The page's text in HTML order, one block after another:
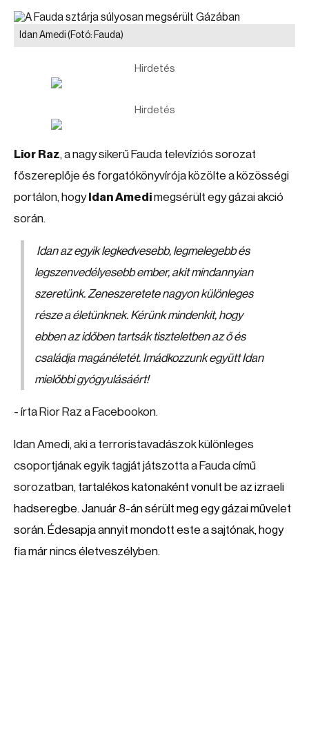
Idan Amedi (Fotó: Fauda)
Hirdetés
Hirdetés
Lior Raz, a nagy sikerű Fauda televíziós sorozat
főszereplője és forgatókönyvírója közölte a közösségi
portálon, hogy Idan Amedimegsérült egy gázai akció
során.
Idan az egyik legkedvesebb, legmelegebb és
legszenvedélyesebb ember, akit mindannyian
szeretünk. Zeneszeretete nagyon különleges
része a életünknek. Kérünk mindenkit, hogy
ebben az időben tartsák tiszteletben az ő és
családja magánéletét. Imádkozzunk együtt Idan
mielőbbi gyógyulásáért!
- írta Rior Raz a Facebookon.
Idan Amedi, aki a terroristavadászok különleges
csoportjának egyik tagját játszotta a Fauda című
sorozatban, tartalékos katonaként vonult be az izraeli
hadseregbe. Január 8-án sérült meg egy gázai művelet
során. Édesapja annyit mondott este a sajtónak, hogy
fia már nincs életveszélyben.